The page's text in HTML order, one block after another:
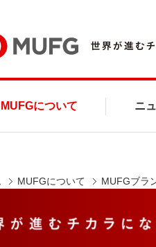
MUFGについて ニ
MUFGについて MUFGブラ